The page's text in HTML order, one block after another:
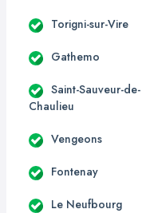
Torigni-sur-Vire
Gathemo
Saint-Sauveur-de-
Chaulieu
Vengeons
Fontenay
Le Neufbourg